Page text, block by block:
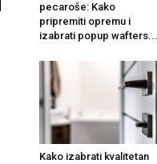
pecaroše: Kako
pripremiti opremu i
izabrati popup wafters...
Kako izabrati kvalitetan